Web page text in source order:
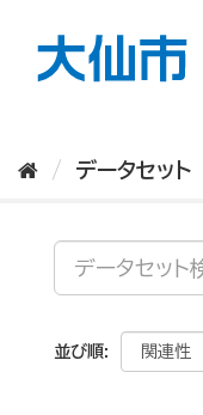
データセット
並び順